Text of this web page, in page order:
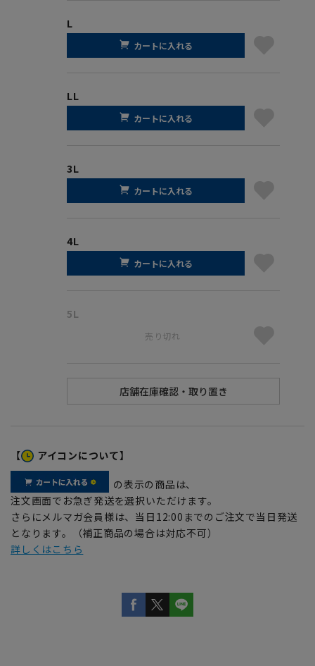
L
カートに入れる
LL
カートに入れる
3L
カートに入れる
4L
カートに入れる
5L
売り切れ
【 アイコンについて】
の表示の商品は、
注文画面でお急ぎ発送を選択いただけます。
さらにメルマガ会員様は、当日12:00までのご注文で当日発送
となります。（補正商品の場合は対応不可）
詳しくはこちら